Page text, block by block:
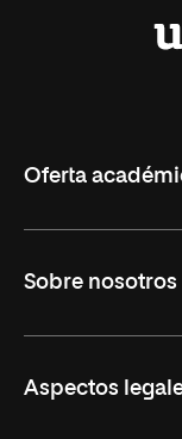
Oferta
Carreras
Sobre nosotros
Nuestro Equipo
Aspectos